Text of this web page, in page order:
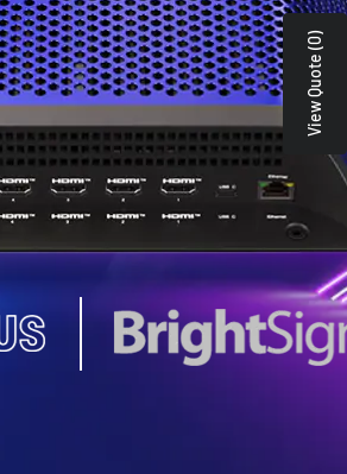
View Quote (0)